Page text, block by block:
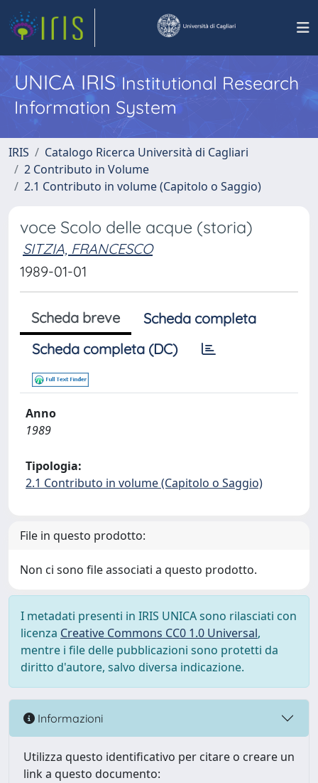
UNICA IRISInstitutional Research
Information System
IRIS
Catalogo Ricerca Università di Cagliari
2 Contributo in Volume
2.1 Contributo in volume (Capitolo o Saggio)
voce Scolo delle acque (storia)
SITZIA, FRANCESCO
1989-01-01
Scheda breve
Scheda completa
Scheda completa (DC)
Anno
1989
Tipologia:
2.1 Contributo in volume (Capitolo o Saggio)
File in questo prodotto:
Non ci sono file associati a questo prodotto.
I metadati presenti in IRIS UNICA sono rilasciati con
licenza Creative Commons CC0 1.0 Universal,
mentre i file delle pubblicazioni sono protetti da
diritto d'autore, salvo diversa indicazione.
Informazioni
Utilizza questo identificativo per citare o creare un
link a questo documento: